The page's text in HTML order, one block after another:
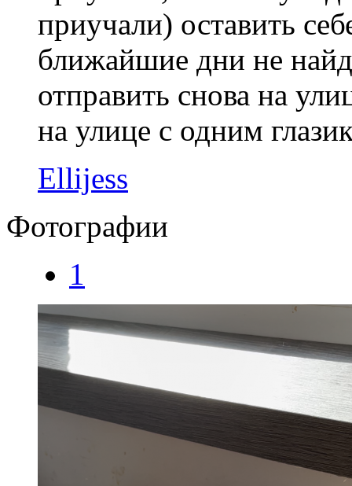
приучали) оставить
ближайшие дни не
отправить снова на
на улице с одним
Ellijess
Фотографии
1